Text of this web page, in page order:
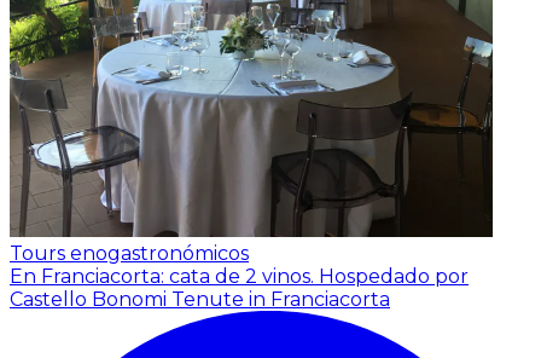
Tours enogastronómicos
En Franciacorta: cata de 2 vinos. Hospedado por
Castello Bonomi Tenute in Franciacorta